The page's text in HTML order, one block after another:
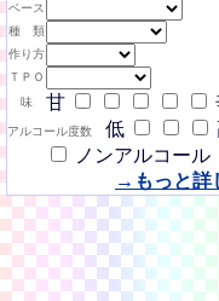
ベース
種 類
作り方
ＴＰＯ
味
甘
アルコール度数 低
ノンアルコール
→もっと詳